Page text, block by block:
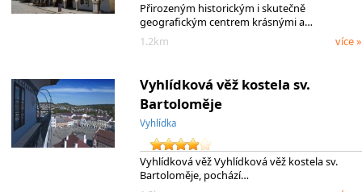
Přirozeným historickým i skutečně
geografickým centrem krásnými a…
1.2km
více »
Vyhlídková věž kostela sv.
Bartoloměje
Vyhlídka
Vyhlídková věž Vyhlídková věž kostela sv.
Bartoloměje, pochází…